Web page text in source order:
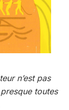
n’est pas
toutes